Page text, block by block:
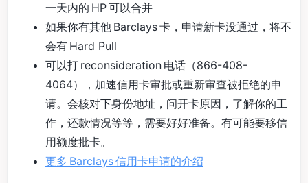
一天内的 HP 可以合并
如果你有其他 Barclays 卡，申请新卡没通过，将不
会有 Hard Pull
可以打 reconsideration 电话（866-408-
4064），加速信用卡审批或重新审查被拒绝的申
请。会核对下身份地址，问开卡原因，了解你的工
作，还款情况等等，需要好好准备。有可能要移信
用额度批卡。
更多 Barclays 信用卡申请的介绍